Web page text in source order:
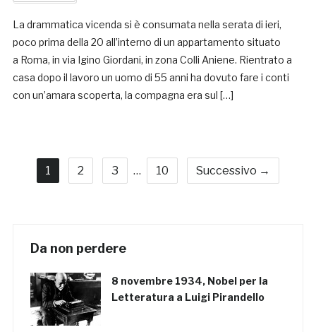
La drammatica vicenda si è consumata nella serata di ieri,
poco prima della 20 all’interno di un appartamento situato
a Roma, in via Igino Giordani, in zona Colli Aniene. Rientrato a
casa dopo il lavoro un uomo di 55 anni ha dovuto fare i conti
con un’amara scoperta, la compagna era sul […]
1 2 3 … 10 Successivo →
Da non perdere
8 novembre 1934, Nobel per la
Letteratura a Luigi Pirandello